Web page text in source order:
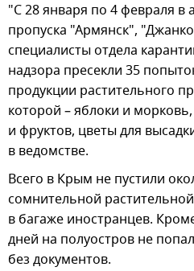
"С 28 января по 4 февраля в
пропуска "Армянск",
специалисты отдела
надзора пресекли 35
продукции растительного
которой – яблоки и
и фруктов, цветы для
в ведомстве.
Всего в Крым не пустили
сомнительной
в багаже иностранцев.
дней на полуостров не
без документов.